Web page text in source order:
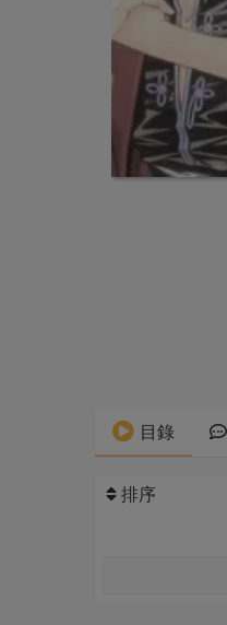
目錄
排序